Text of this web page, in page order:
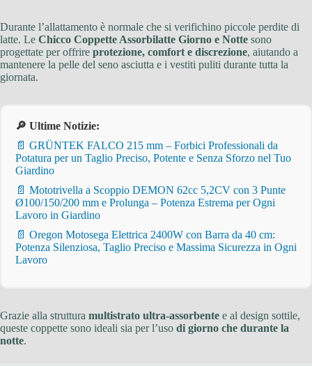
Durante l’allattamento è normale che si verifichino piccole perdite di
latte. Le Chicco Coppette Assorbilatte Giorno e Notte sono
progettate per offrire protezione, comfort e discrezione, aiutando a
mantenere la pelle del seno asciutta e i vestiti puliti durante tutta la
giornata.
🔎 Ultime Notizie:
📄 GRÜNTEK FALCO 215 mm – Forbici Professionali da
Potatura per un Taglio Preciso, Potente e Senza Sforzo nel Tuo
Giardino
📄 Mototrivella a Scoppio DEMON 62cc 5,2CV con 3 Punte
Ø100/150/200 mm e Prolunga – Potenza Estrema per Ogni
Lavoro in Giardino
📄 Oregon Motosega Elettrica 2400W con Barra da 40 cm:
Potenza Silenziosa, Taglio Preciso e Massima Sicurezza in Ogni
Lavoro
Grazie alla struttura multistrato ultra-assorbente e al design sottile,
queste coppette sono ideali sia per l’uso di giorno che durante la
notte.